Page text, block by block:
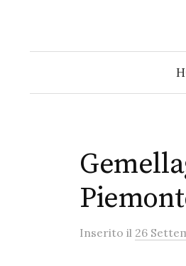
Inserito il 26